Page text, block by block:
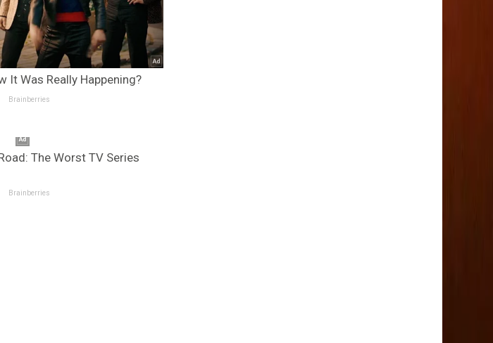
It Was Really Happening?
Brainberries
The Worst TV Series
Brainberries